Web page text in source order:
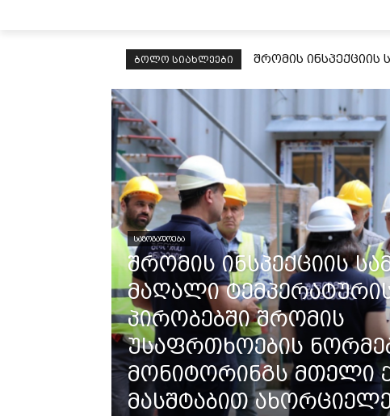
ᲑᲝᲚᲝ ᲡᲘᲐᲮᲚᲔᲔᲑᲘ
შრომის
ნორმების
ᲡᲐᲖᲝᲒᲐᲓᲝᲔᲑᲐ
შრომის ინსპექციის
მაღალი
პირობებში შრომის
უსაფრთხოების
მონიტორინგს მთელი
მასშტაბით